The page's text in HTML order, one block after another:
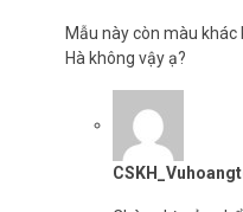
Mẫu này còn màu khác
Hà không vậy ạ?